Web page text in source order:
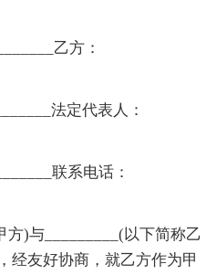
乙方：
法定代表人：
联系电话：
方)与_________(以下简称乙
经友好协商，就乙方作为甲